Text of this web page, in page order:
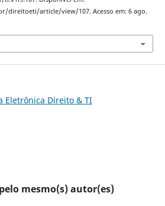
direitoeti/article/view/107. Acesso em: 6 ago.
Eletrônica Direito & TI
mesmo(s) autor(es)